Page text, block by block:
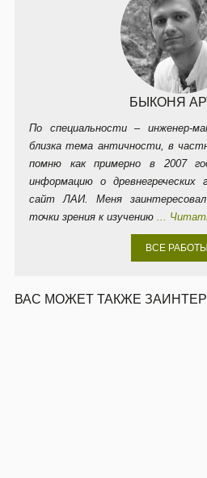
БЫКОНЯ
По специальности – инженер-
близка тема античности, в
помню как примерно в 2007
информацию о древнегреческих
сайт ЛАИ. Меня
точки зрения к изучению ...
ВСЕ РАБОТЫ
ВАС МОЖЕТ ТАКЖЕ